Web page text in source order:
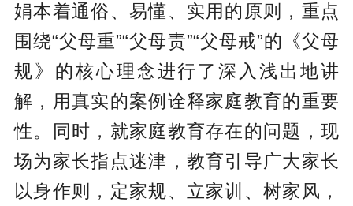
娟本着通俗、易懂、实用的原则，重点
围绕“父母重”“父母责”“父母戒”的《父母
规》的核心理念进行了深入浅出地讲
解，用真实的案例诠释家庭教育的重要
性。同时，就家庭教育存在的问题，现
场为家长指点迷津，教育引导广大家长
以身作则，定家规、立家训、树家风，